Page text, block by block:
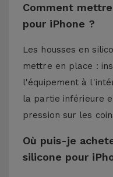
Comment
pour iPhone ?
Les housses en
mettre en place :
l'équipement à
la partie inférieure
pression sur les
Où puis-je
silicone pour